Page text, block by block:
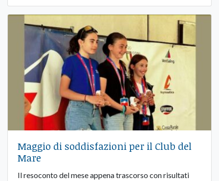
Maggio di soddisfazioni per il Club del
Mare
Il resoconto del mese appena trascorso con risultati